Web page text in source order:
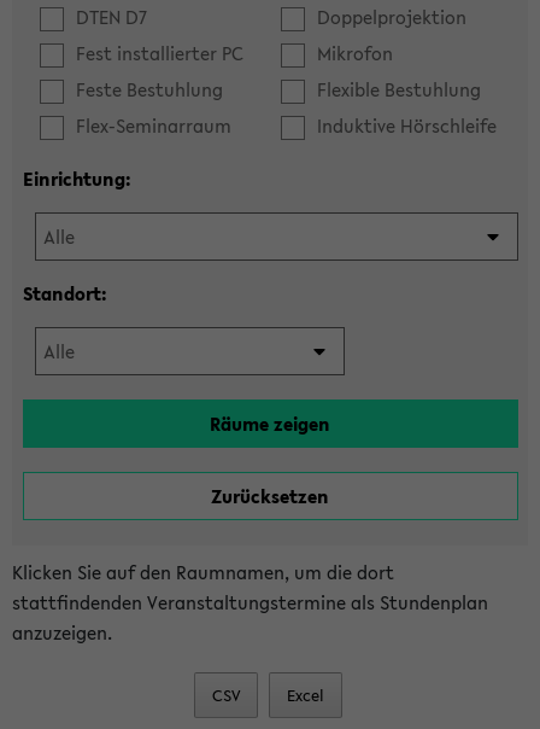
DTEN D7
Doppelprojektion
Fest installierter PC
Mikrofon
Feste Bestuhlung
Flexible Bestuhlung
Flex-Seminarraum
Induktive Hörschleife
Einrichtung:
Standort:
Klicken Sie auf den Raumnamen, um die dort
stattfindenden Veranstaltungstermine als Stundenplan
anzuzeigen.
CSV Excel